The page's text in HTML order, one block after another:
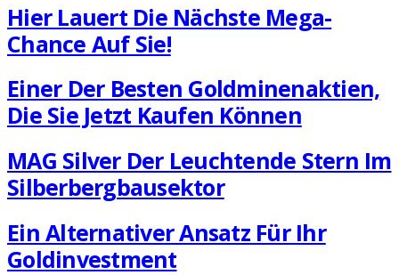
Hier Lauert Die Nächste Mega-
Chance Auf Sie!
Einer Der Besten Goldminenaktien,
Die Sie Jetzt Kaufen Können
MAG Silver Der Leuchtende Stern Im
Silberbergbausektor
Ein Alternativer Ansatz Für Ihr
Goldinvestment